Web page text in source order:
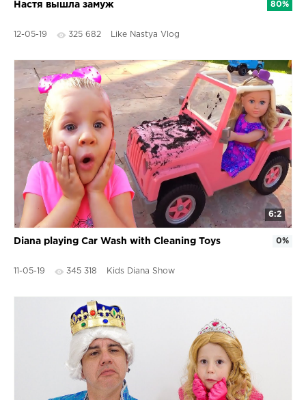
Настя вышла замуж
12-05-19 325 682 Like Nastya Vlog
80%
6:2
Diana playing Car Wash with Cleaning Toys
11-05-19 345 318 Kids Diana Show
0%